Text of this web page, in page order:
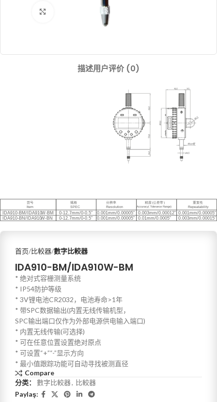
描述用户评价 (0)
首页 比較器 數字比較器
IDA910-BM/IDA910W-BM
* 绝对式容栅测量系统
* IP54防护等级
* 3V锂电池CR2032，电池寿命>1年
* 带SPC数据输出(内置无线传输机型，
SPC输出端口仅作为外部电源供电输入端口)
* 内置无线传输(可选择)
* 可在任意位置设置绝对原点
* 可设置“+”“-”显示方向
* 最小值跟踪功能可自动寻找被测直径
Compare
分类：
數字比較器, 比較器
Paylaş: